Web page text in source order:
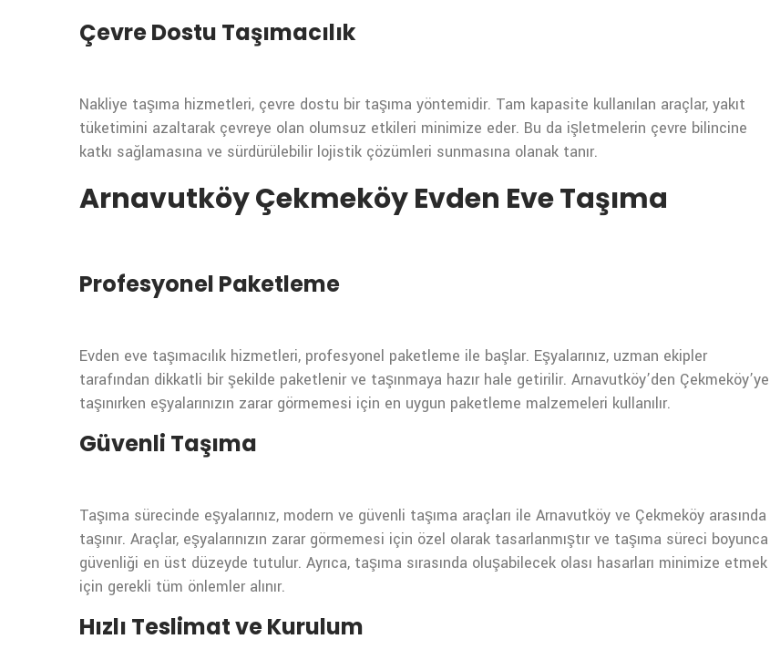
Çevre Dostu Taşımacılık
Nakliye taşıma hizmetleri, çevre dostu bir taşıma yöntemidir. Tam kapasite kullanılan araçlar, yakıt
tüketimini azaltarak çevreye olan olumsuz etkileri minimize eder. Bu da işletmelerin çevre bilincine
katkı sağlamasına ve sürdürülebilir lojistik çözümleri sunmasına olanak tanır.
Arnavutköy Çekmeköy Evden Eve Taşıma
Profesyonel Paketleme
Evden eve taşımacılık hizmetleri, profesyonel paketleme ile başlar. Eşyalarınız, uzman ekipler
tarafından dikkatli bir şekilde paketlenir ve taşınmaya hazır hale getirilir. Arnavutköy’den Çekmeköy’ye
taşınırken eşyalarınızın zarar görmemesi için en uygun paketleme malzemeleri kullanılır.
Güvenli Taşıma
Taşıma sürecinde eşyalarınız, modern ve güvenli taşıma araçları ile Arnavutköy ve Çekmeköy arasında
taşınır. Araçlar, eşyalarınızın zarar görmemesi için özel olarak tasarlanmıştır ve taşıma süreci boyunca
güvenliği en üst düzeyde tutulur. Ayrıca, taşıma sırasında oluşabilecek olası hasarları minimize etmek
için gerekli tüm önlemler alınır.
Hızlı Teslimat ve Kurulum